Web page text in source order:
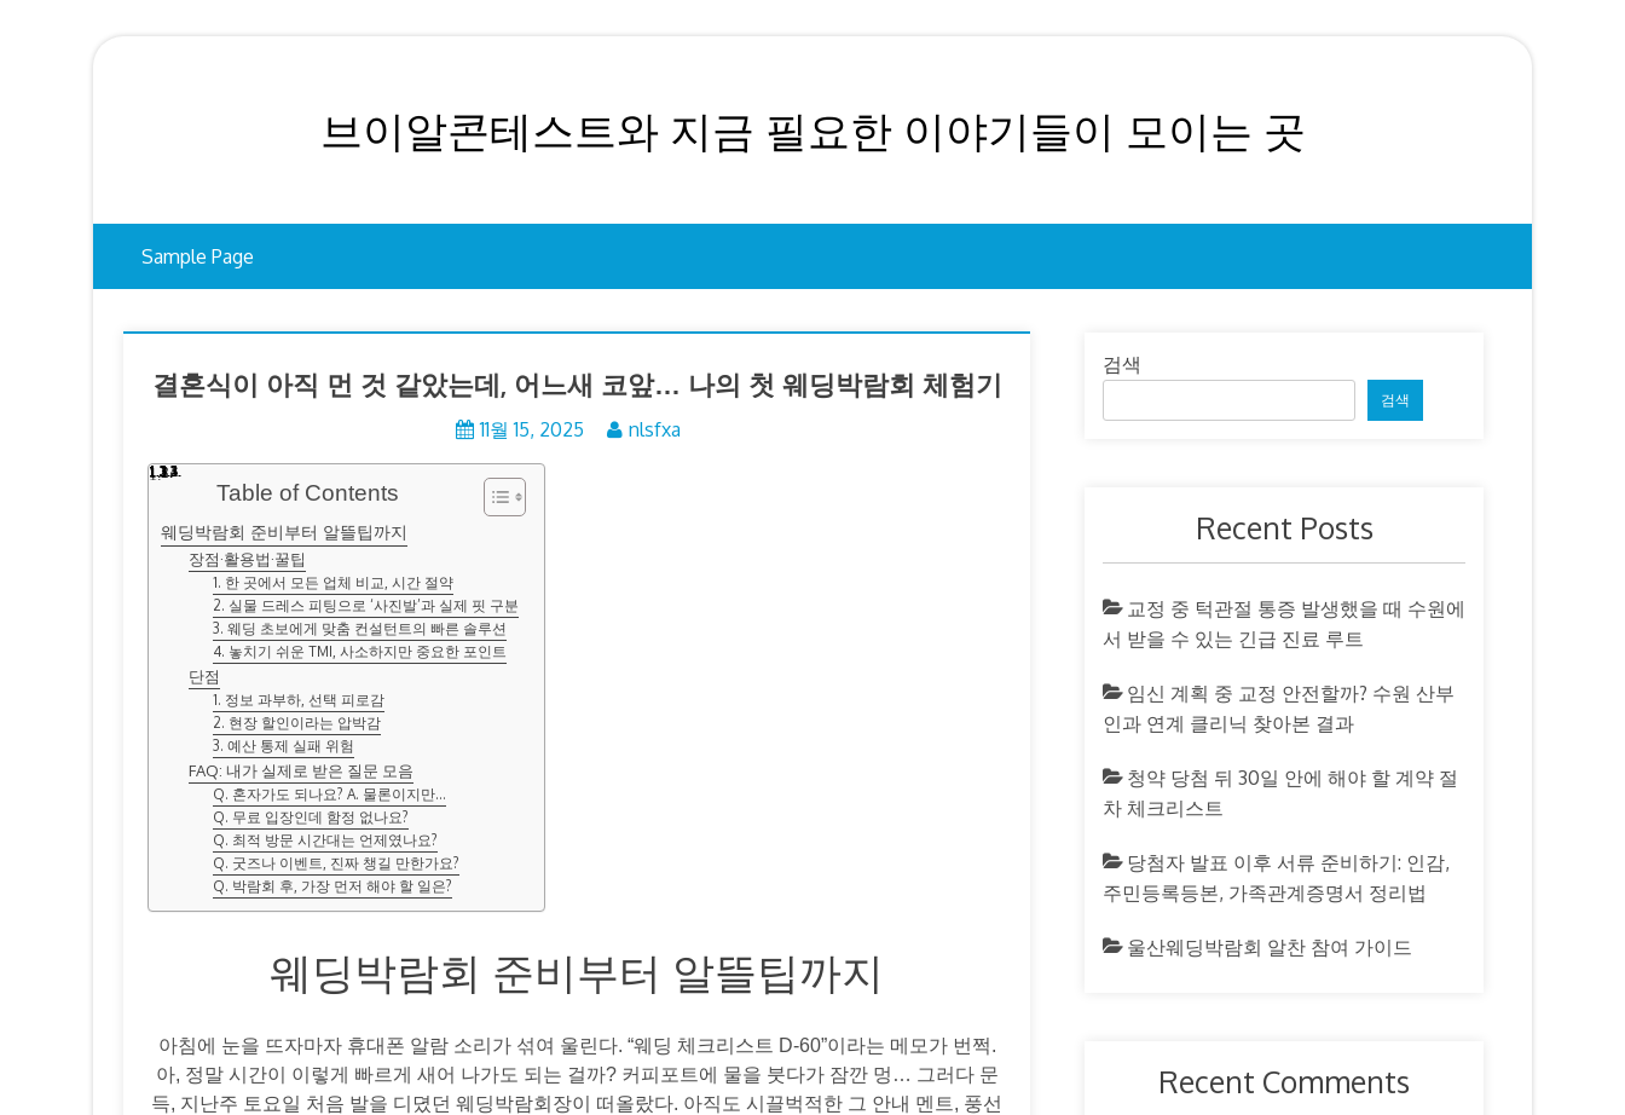
브이알콘테스트와 지금 필요한 이야기들이 모이는 곳
Sample Page
결혼식이 아직 먼 것 같았는데, 어느새 코앞… 나의 첫 웨딩박람회 체험기
11월 15, 2025 nlsfxa
Table of Contents
웨딩박람회 준비부터 알뜰팁까지
장점·활용법·꿀팁
1. 한 곳에서 모든 업체 비교, 시간 절약
2. 실물 드레스 피팅으로 ‘사진발’과 실제 핏 구분
3. 웨딩 초보에게 맞춤 컨설턴트의 빠른 솔루션
4. 놓치기 쉬운 TMI, 사소하지만 중요한 포인트
단점
1. 정보 과부하, 선택 피로감
2. 현장 할인이라는 압박감
3. 예산 통제 실패 위험
FAQ: 내가 실제로 받은 질문 모음
Q. 혼자가도 되나요? A. 물론이지만…
Q. 무료 입장인데 함정 없나요?
Q. 최적 방문 시간대는 언제였나요?
Q. 굿즈나 이벤트, 진짜 챙길 만한가요?
Q. 박람회 후, 가장 먼저 해야 할 일은?
웨딩박람회 준비부터 알뜰팁까지
아침에 눈을 뜨자마자 휴대폰 알람 소리가 섞여 울린다. “웨딩 체크리스트 D-60”이라는 메모가 번쩍.
아, 정말 시간이 이렇게 빠르게 새어 나가도 되는 걸까? 커피포트에 물을 붓다가 잠깐 멍… 그러다 문
득, 지난주 토요일 처음 발을 디뎠던 웨딩박람회장이 떠올랐다. 아직도 시끌벅적한 그 안내 멘트, 풍선
검색
검색
Recent Posts
교정 중 턱관절 통증 발생했을 때 수원에
서 받을 수 있는 긴급 진료 루트
임신 계획 중 교정 안전할까? 수원 산부
인과 연계 클리닉 찾아본 결과
청약 당첨 뒤 30일 안에 해야 할 계약 절
차 체크리스트
당첨자 발표 이후 서류 준비하기: 인감,
주민등록등본, 가족관계증명서 정리법
울산웨딩박람회 알찬 참여 가이드
Recent Comments